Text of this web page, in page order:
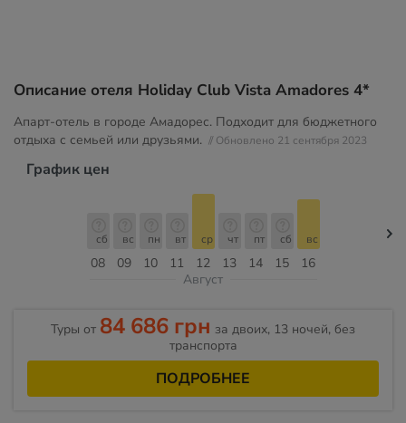
Описание отеля Holiday Club Vista Amadores 4*
Апарт-отель в городе Амадорес. Подходит для бюджетного
отдыха с семьей или друзьями. // Обновлено 21 сентября 2023
График цен
08
сб
09
вс
10
пн
11
вт
12
ср
13
чт
14
пт
15
сб
16
вс
Август
Туры от 84 686 грн за двоих, 13 ночей, без
транспорта
ПОДРОБНЕЕ